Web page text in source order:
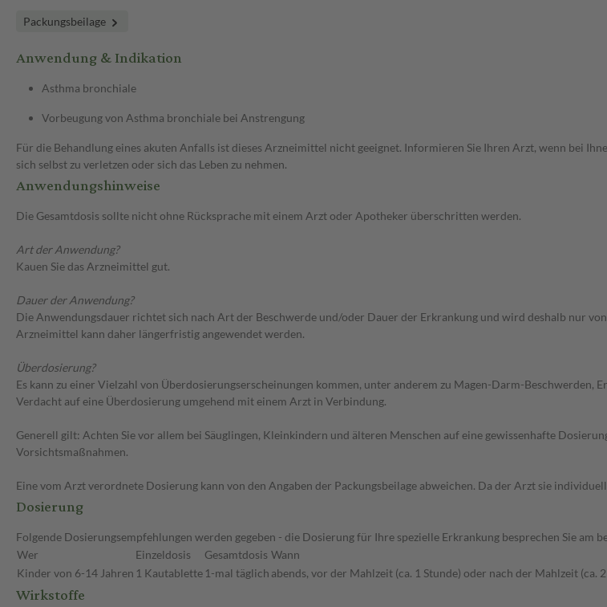
Packungsbeilage
Anwendung & Indikation
Asthma bronchiale
Vorbeugung von Asthma bronchiale bei Anstrengung
Für die Behandlung eines akuten Anfalls ist dieses Arzneimittel nicht geeignet. Informieren Sie Ihren Arzt, wenn bei
sich selbst zu verletzen oder sich das Leben zu nehmen.
Anwendungshinweise
Die Gesamtdosis sollte nicht ohne Rücksprache mit einem Arzt oder Apotheker überschritten werden.
Art der Anwendung?
Kauen Sie das Arzneimittel gut.
Dauer der Anwendung?
Die Anwendungsdauer richtet sich nach Art der Beschwerde und/oder Dauer der Erkrankung und wird deshalb nur
Arzneimittel kann daher längerfristig angewendet werden.
Überdosierung?
Es kann zu einer Vielzahl von Überdosierungserscheinungen kommen, unter anderem zu Magen-Darm-Beschwerden,
Verdacht auf eine Überdosierung umgehend mit einem Arzt in Verbindung.
Generell gilt: Achten Sie vor allem bei Säuglingen, Kleinkindern und älteren Menschen auf eine gewissenhafte
Vorsichtsmaßnahmen.
Eine vom Arzt verordnete Dosierung kann von den Angaben der Packungsbeilage abweichen. Da der Arzt sie
Dosierung
Folgende Dosierungsempfehlungen werden gegeben - die Dosierung für Ihre spezielle Erkrankung besprechen Sie am
Wer
Einzeldosis Gesamtdosis Wann
Kinder von 6-14 Jahren 1 Kautablette 1-mal täglich abends, vor der Mahlzeit (ca. 1 Stunde) oder nach der Mahlzeit (ca.
Wirkstoffe